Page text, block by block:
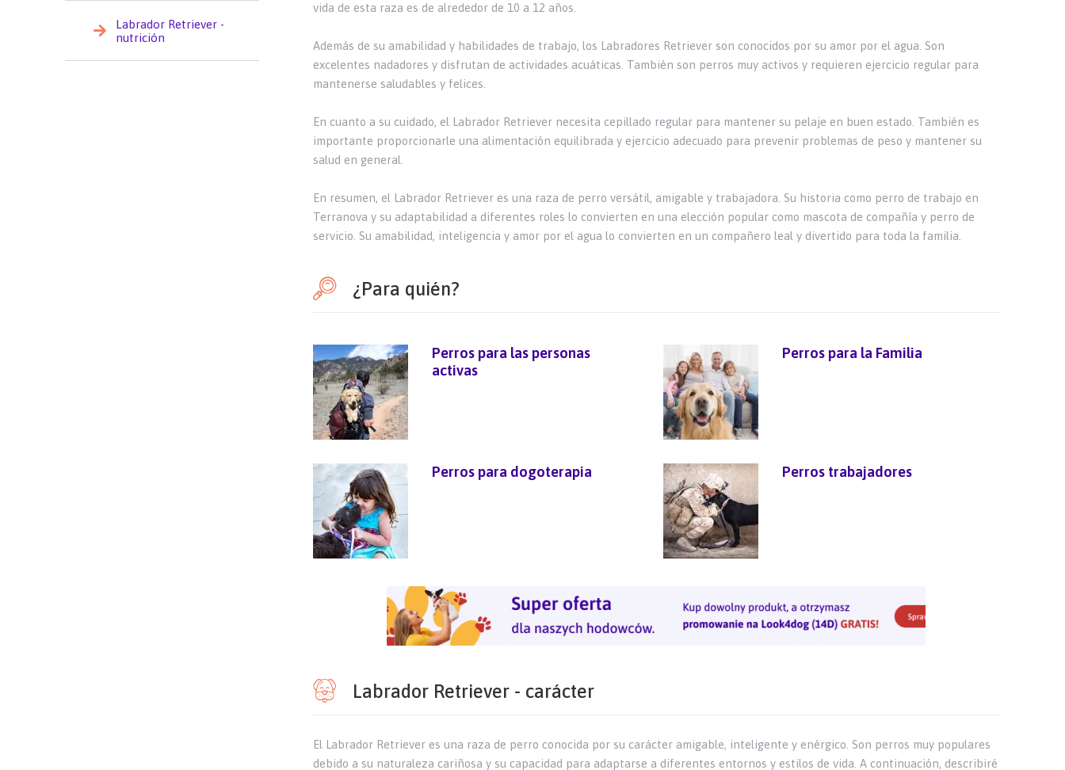
Labrador Retriever -
nutrición
vida de esta raza es de alrededor de 10 a 12 años.
Además de su amabilidad y habilidades de trabajo, los Labradores Retriever son conocidos por su amor por el agua. Son
excelentes nadadores y disfrutan de actividades acuáticas. También son perros muy activos y requieren ejercicio regular para
mantenerse saludables y felices.
En cuanto a su cuidado, el Labrador Retriever necesita cepillado regular para mantener su pelaje en buen estado. También es
importante proporcionarle una alimentación equilibrada y ejercicio adecuado para prevenir problemas de peso y mantener su
salud en general.
En resumen, el Labrador Retriever es una raza de perro versátil, amigable y trabajadora. Su historia como perro de trabajo en
Terranova y su adaptabilidad a diferentes roles lo convierten en una elección popular como mascota de compañía y perro de
servicio. Su amabilidad, inteligencia y amor por el agua lo convierten en un compañero leal y divertido para toda la familia.
¿Para quién?
Perros para las personas
activas
Perros para la Familia
Perros para dogoterapia Perros trabajadores
Labrador Retriever - carácter
El Labrador Retriever es una raza de perro conocida por su carácter amigable, inteligente y enérgico. Son perros muy populares
debido a su naturaleza cariñosa y su capacidad para adaptarse a diferentes entornos y estilos de vida. A continuación, describiré